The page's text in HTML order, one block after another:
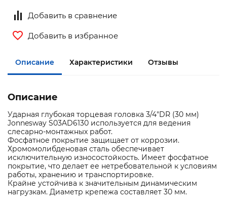
Добавить в сравнение
Добавить в избранное
Описание Характеристики Отзывы
Описание
Ударная глубокая торцевая головка 3/4"DR (30 мм)
Jonnesway S03AD6130 используется для ведения
слесарно-монтажных работ.
Фосфатное покрытие защищает от коррозии.
Хромомолибденовая сталь обеспечивает
исключительную износостойкость. Имеет фосфатное
покрытие, что делает ее нетребовательной к условиям
работы, хранению и транспортировке.
Крайне устойчива к значительным динамическим
нагрузкам. Диаметр крепежа составляет 30 мм.